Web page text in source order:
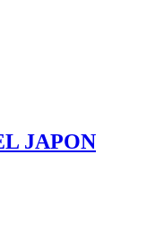
JAPON